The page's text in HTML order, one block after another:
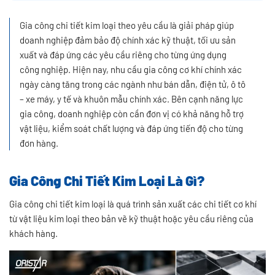
Gia công chi tiết kim loại theo yêu cầu là giải pháp giúp
doanh nghiệp đảm bảo độ chính xác kỹ thuật, tối ưu sản
xuất và đáp ứng các yêu cầu riêng cho từng ứng dụng
công nghiệp. Hiện nay, nhu cầu gia công cơ khí chính xác
ngày càng tăng trong các ngành như bán dẫn, điện tử, ô tô
– xe máy, y tế và khuôn mẫu chính xác. Bên cạnh năng lực
gia công, doanh nghiệp còn cần đơn vị có khả năng hỗ trợ
vật liệu, kiểm soát chất lượng và đáp ứng tiến độ cho từng
đơn hàng.
Gia Công Chi Tiết Kim Loại Là Gì?
Gia công chi tiết kim loại là quá trình sản xuất các chi tiết cơ khí
từ vật liệu kim loại theo bản vẽ kỹ thuật hoặc yêu cầu riêng của
khách hàng.